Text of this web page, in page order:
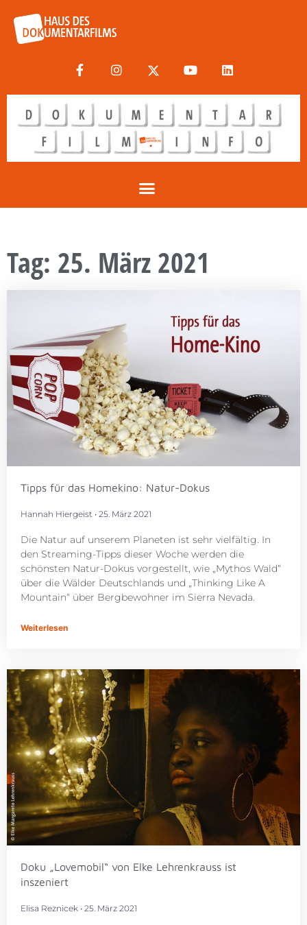
Tag: 25. März 2021
Tipps für das Homekino: Natur-Dokus
Hannah Hiergeist 25. März 2021
Die Natur auf unserem Planeten ist sehr vielfältig. In
den Streaming-Tipps dieser Woche werden die
schönsten Natur-Dokus vorgestellt, wie „Mythos Wald“
über die Wälder Deutschlands und „Thinking Like A
Mountain“ über Bergbewohner im Sierra Nevada.
Weiterlesen
Doku „Lovemobil“ von Elke Lehrenkrauss ist
inszeniert
Elisa Reznicek 25. März 2021